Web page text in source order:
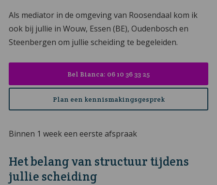
Als mediator in de omgeving van Roosendaal kom ik
ook bij jullie in Wouw, Essen (BE), Oudenbosch en
Steenbergen om jullie scheiding te begeleiden.
Bel Bianca: 06 10 36 33 25
Plan een kennismakingsgesprek
Binnen 1 week een eerste afspraak
Het belang van structuur tijdens
jullie scheiding